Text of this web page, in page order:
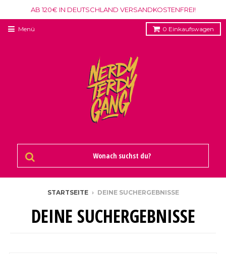
AB 120€ IN DEUTSCHLAND VERSANDKOSTENFREI!
Menü 0 Einkaufswagen
STARTSEITE › DEINE SUCHERGEBNISSE
DEINE SUCHERGEBNISSE